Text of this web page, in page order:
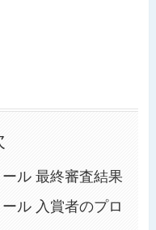
ル 最終審査結果
ル 入賞者のプロ